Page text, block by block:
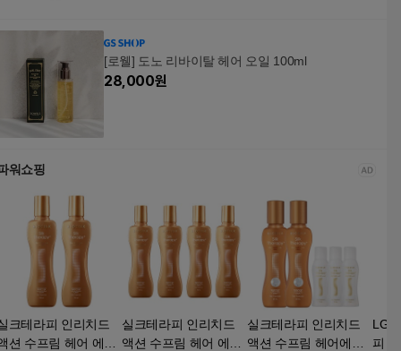
[로웰] 도노 리바이탈 헤어 오일 100ml
28,000원
워쇼핑
크테라피 인리치드
션 수프림 헤어 에센
실크테라피 인리치드
액션 수프림 헤어 에센
실크테라피 인리치드
액션 수프림 헤어에센
LG
피